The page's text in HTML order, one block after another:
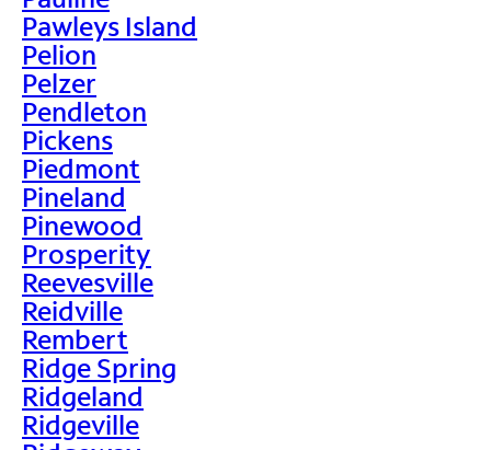
Pawleys Island
Pelion
Pelzer
Pendleton
Pickens
Piedmont
Pineland
Pinewood
Prosperity
Reevesville
Reidville
Rembert
Ridge Spring
Ridgeland
Ridgeville